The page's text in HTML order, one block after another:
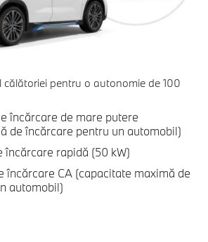
pentru o autonomie de 100
încărcare de mare putere
de încărcare pentru un automobil)
încărcare rapidă (50 kW)
încărcare CA (capacitate maximă de
automobil)